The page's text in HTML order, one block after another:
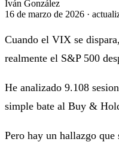
Iván González
16 de marzo de 2026 ·
Cuando el VIX se
realmente el S&P 500
He analizado 9.108
simple bate al Buy &
Pero hay un hallazgo